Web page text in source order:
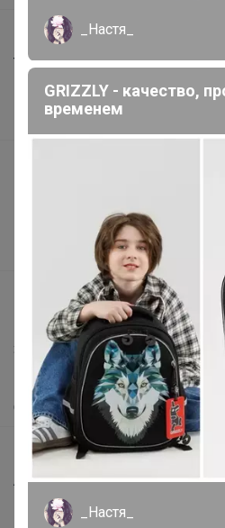
Шоурумы
Торговые марки
Наша команда
В наличии
Поставщикам
support@24-ok.ru
Написать в поддержку
Защита покупателя
Помощь
О нас
Все предложения
Анонсы
Новости
_Настя_
GRIZZLY - качество,
временем
_Настя_